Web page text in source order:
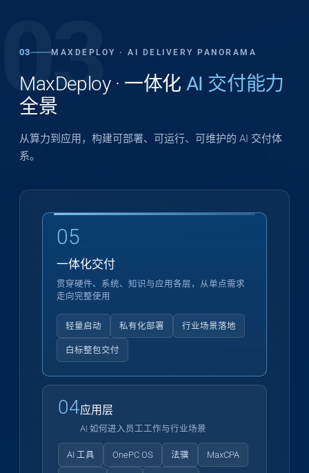
03
03 MAXDEPLOY · AI DELIVERY PANORAMA
MaxDeploy · 一体化 AI 交付能力
全景
从算力到应用，构建可部署、可运行、可维护的 AI 交付体
系。
04应用层
AI 如何进入员工工作与行业场景
AI 工具 OnePC OS 法骥 MaxCPA
05
一体化交付
贯穿硬件、系统、知识与应用各层，从单点需求
走向完整使用
轻量启动 私有化部署 行业场景落地
白标整包交付